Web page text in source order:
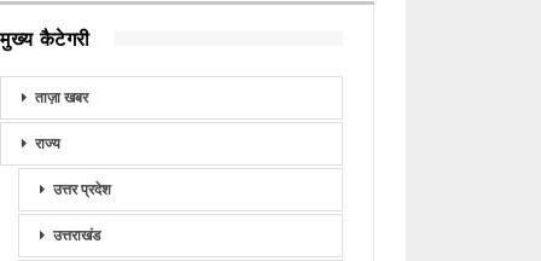
मुख्य कैटेगरी
ताज़ा खबर
राज्य
उत्तर प्रदेश
उत्तराखंड